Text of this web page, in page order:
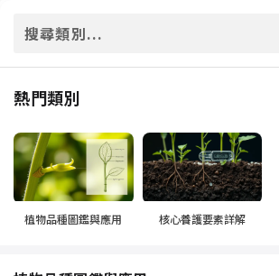
熱門類別
植物品種圖鑑與應用 核心養護要素詳解